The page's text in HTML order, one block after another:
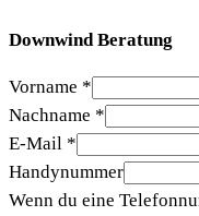
Downwind Beratung
Vorname *
Nachname *
E-Mail *
Handynummer
Wenn du eine